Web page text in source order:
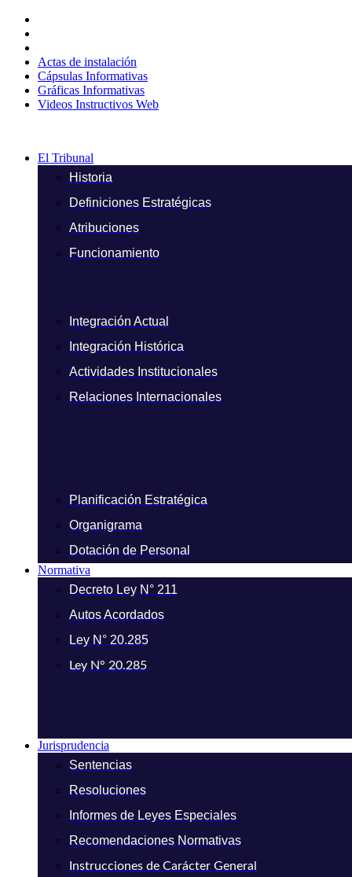
contenido
Actas de instalación
Cápsulas Informativas
Gráficas Informativas
Videos Instructivos Web
El Tribunal
Historia
Definiciones Estratégicas
Atribuciones
Funcionamiento
Integración Actual
Integración Histórica
Actividades Institucionales
Relaciones Internacionales
Planificación Estratégica
Organigrama
Dotación de Personal
Normativa
Decreto Ley N° 211
Autos Acordados
Ley N° 20.285
Ley N° 20.285
Jurisprudencia
Sentencias
Resoluciones
Informes de Leyes Especiales
Recomendaciones Normativas
Instrucciones de Carácter General